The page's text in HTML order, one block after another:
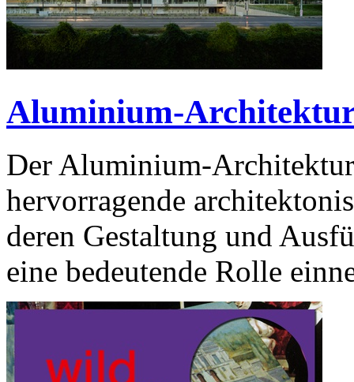
Aluminium-
Der Aluminium-
hervorragende
deren Gestaltung und
eine bedeutende Rolle